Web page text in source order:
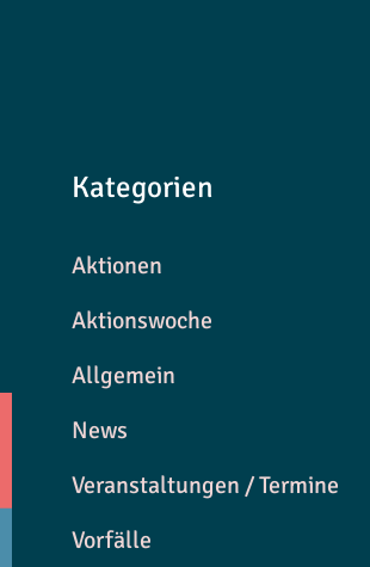
Kategorien
Aktionen
Aktionswoche
Allgemein
News
Veranstaltungen / Termine
Vorfälle